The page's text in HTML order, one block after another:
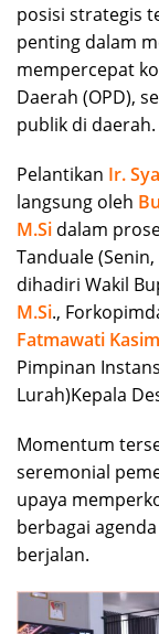
posisi strategis
penting dalam
mempercepat
Daerah (OPD),
publik di daerah.
Pelantikan Ir.
langsung oleh
M.Si dalam
Tanduale
dihadiri Wakil
M.Si.,
Fatmawati
Pimpinan
Lurah)Kepala
Momentum
seremonial
upaya
berbagai
berjalan.